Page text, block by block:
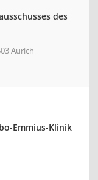
des
Aurich
Emmius-Klinik